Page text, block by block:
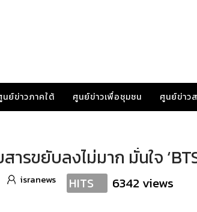
นย์ข่าวภาคใต้ ศูนย์ข่าวเพื่อชุมชน ศูนย์ข่าว
ารขยับลงไม่มาก มั่นใจ
isranews HITS 6342 views